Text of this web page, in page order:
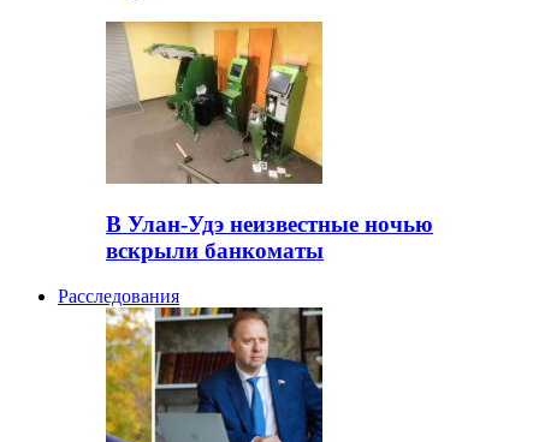
В Улан-Удэ неизвестные ночью
вскрыли банкоматы
Расследования